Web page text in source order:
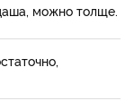
можно толще.